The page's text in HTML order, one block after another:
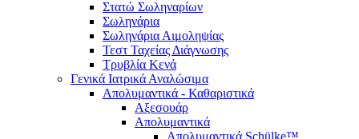
Στατώ Σωληναρίων
Σωληνάρια
Σωληνάρια Αιμοληψίας
Τεστ Ταχείας Διάγνωσης
Τρυβλία Κενά
Γενικά Ιατρικά Αναλώσιμα
Απολυμαντικά - Καθαριστικά
Αξεσουάρ
Απολυμαντικά
Απολυμαντικά Schülke™